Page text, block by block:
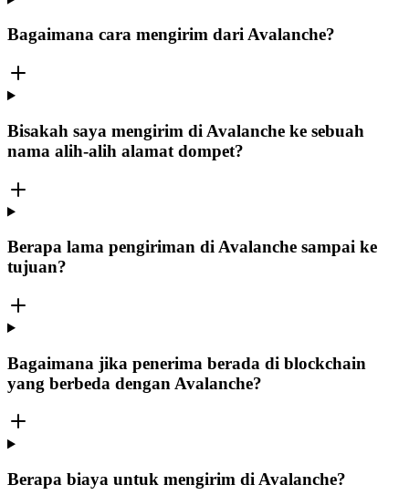
Bagaimana cara mengirim dari Avalanche?
Bisakah saya mengirim di Avalanche ke sebuah
nama alih-alih alamat dompet?
Berapa lama pengiriman di Avalanche sampai ke
tujuan?
Bagaimana jika penerima berada di blockchain
yang berbeda dengan Avalanche?
Berapa biaya untuk mengirim di Avalanche?